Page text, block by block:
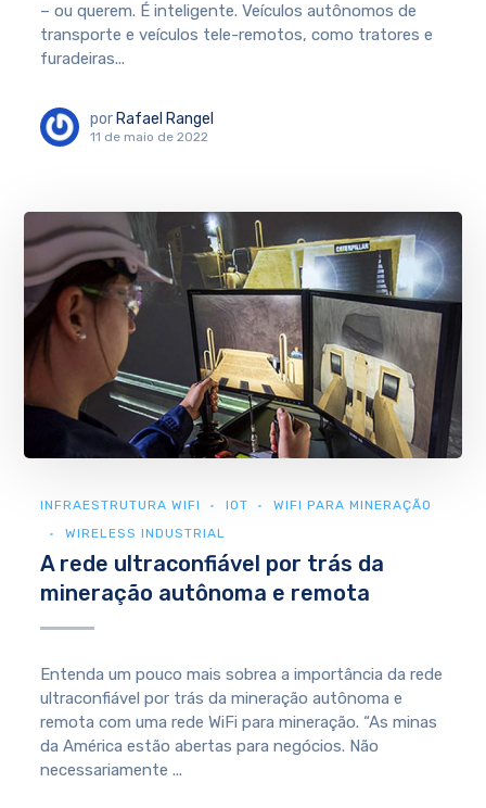
– ou querem. É inteligente. Veículos autônomos de
transporte e veículos tele-remotos, como tratores e
furadeiras...
por Rafael Rangel
11 de maio de 2022
INFRAESTRUTURA WIFI IOT
WIFI PARA MINERAÇÃO
WIRELESS INDUSTRIAL
A rede ultraconfiável por trás da
mineração autônoma e remota
Entenda um pouco mais sobrea a importância da rede
ultraconfiável por trás da mineração autônoma e
remota com uma rede WiFi para mineração. “As minas
da América estão abertas para negócios. Não
necessariamente ...